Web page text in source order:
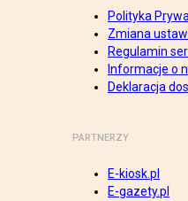
Polityka
Zmiana
Regulamin
Informacje o
Deklaracja
PARTNERZY
E-kiosk.pl
E-gazety.pl